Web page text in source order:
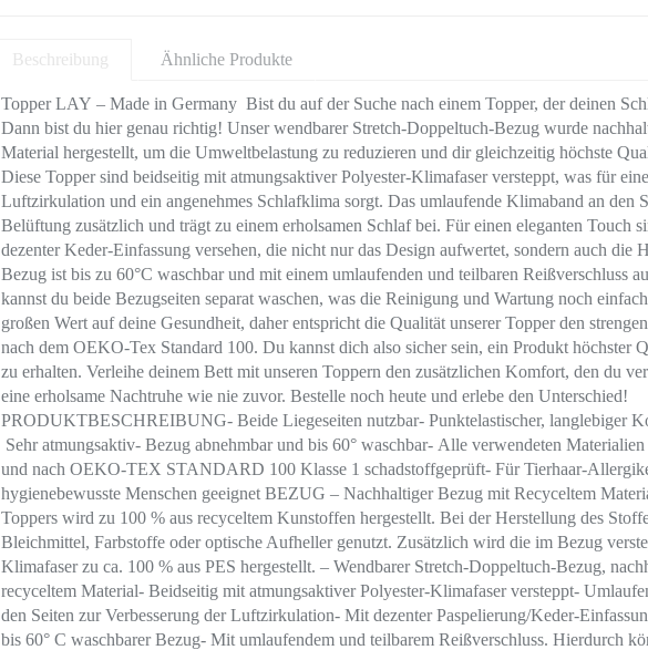
Beschreibung Ähnliche Produkte
Topper LAY – Made in Germany Bist du auf der Suche nach einem Topper, der deinen
Dann bist du hier genau richtig! Unser wendbarer Stretch-Doppeltuch-Bezug wurde
Material hergestellt, um die Umweltbelastung zu reduzieren und dir gleichzeitig höchste
Diese Topper sind beidseitig mit atmungsaktiver Polyester-Klimafaser versteppt, was für
Luftzirkulation und ein angenehmes Schlafklima sorgt. Das umlaufende Klimaband an den
Belüftung zusätzlich und trägt zu einem erholsamen Schlaf bei. Für einen eleganten Touch
dezenter Keder-Einfassung versehen, die nicht nur das Design aufwertet, sondern auch die
Bezug ist bis zu 60°C waschbar und mit einem umlaufenden und teilbaren Reißverschluss
kannst du beide Bezugseiten separat waschen, was die Reinigung und Wartung noch
großen Wert auf deine Gesundheit, daher entspricht die Qualität unserer Topper den
nach dem OEKO-Tex Standard 100. Du kannst dich also sicher sein, ein Produkt höchster
zu erhalten. Verleihe deinem Bett mit unseren Toppern den zusätzlichen Komfort, den du
eine erholsame Nachtruhe wie nie zuvor. Bestelle noch heute und erlebe den Unterschied!
PRODUKTBESCHREIBUNG- Beide Liegeseiten nutzbar- Punktelastischer, langlebiger
Sehr atmungsaktiv- Bezug abnehmbar und bis 60° waschbar- Alle verwendeten
und nach OEKO-TEX STANDARD 100 Klasse 1 schadstoffgeprüft- Für Tierhaar-
hygienebewusste Menschen geeignet BEZUG – Nachhaltiger Bezug mit Recyceltem
Toppers wird zu 100 % aus recyceltem Kunstoffen hergestellt. Bei der Herstellung des
Bleichmittel, Farbstoffe oder optische Aufheller genutzt. Zusätzlich wird die im Bezug
Klimafaser zu ca. 100 % aus PES hergestellt. – Wendbarer Stretch-Doppeltuch-Bezug,
recyceltem Material- Beidseitig mit atmungsaktiver Polyester-Klimafaser versteppt-
den Seiten zur Verbesserung der Luftzirkulation- Mit dezenter Paspelierung/Keder-
bis 60° C waschbarer Bezug- Mit umlaufendem und teilbarem Reißverschluss. Hierdurch